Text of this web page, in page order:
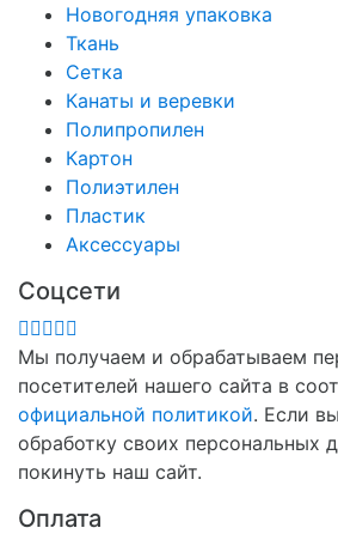
Новогодняя упаковка
Ткань
Сетка
Канаты и веревки
Полипропилен
Картон
Полиэтилен
Пластик
Аксессуары
Соцсети
Мы получаем и обрабатываем
посетителей нашего сайта в
официальной политикой. Если
обработку своих персональных
покинуть наш сайт.
Оплата